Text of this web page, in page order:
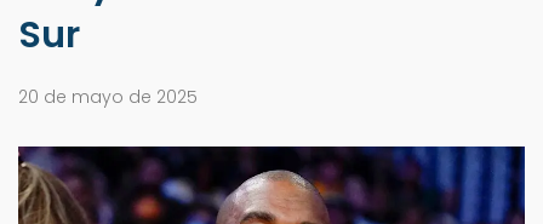
Sur
20 de mayo de 2025